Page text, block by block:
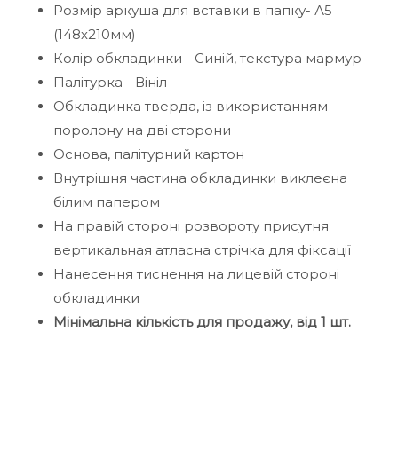
Розмір аркуша для вставки в папку- А5
(148х210мм)
Колір обкладинки - Синій, текстура мармур
Палітурка - Вініл
Обкладинка тверда, із використанням
поролону на дві сторони
Основа, палітурний картон
Внутрішня частина обкладинки виклеєна
білим папером
На правій стороні розвороту присутня
вертикальная атласна стрічка для фіксації
Нанесення тиснення на лицевій стороні
обкладинки
Мінімальна кількість для продажу, від 1 шт.